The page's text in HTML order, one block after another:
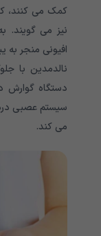
کمک می کنند،
نیز می گویند.
افیونی منجر
نالدمدین با
دستگاه گوارش
سیستم عصبی درد
می کند.